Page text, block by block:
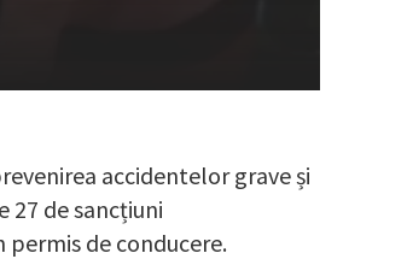
accidentelor grave și
de sancțiuni
de conducere.